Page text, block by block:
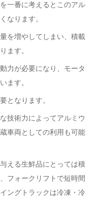
一番に考えるとこのアル
なります。
を増やしてしまい、積載
ます。
力が必要になり、モータ
ます。
となります。
技術力によってアルミウ
車両としての利用も可能
える生鮮品にとっては積
フォークリフトで短時間
ングトラックは冷凍・冷